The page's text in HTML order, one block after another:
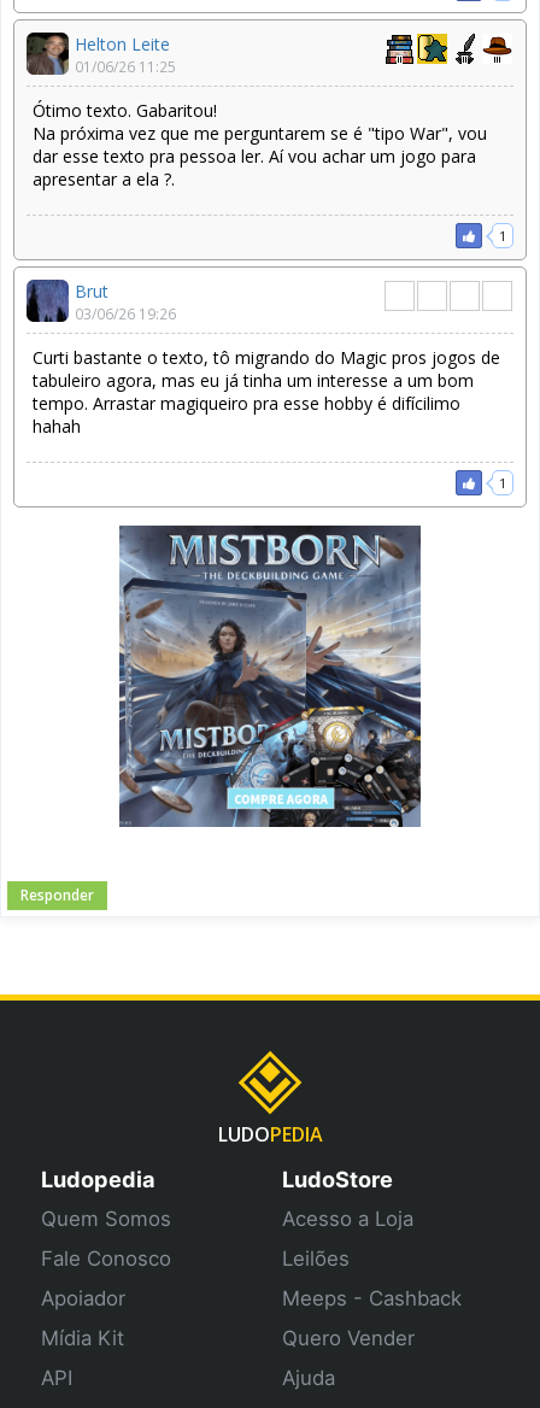
Helton Leite
01/06/26 11:25
Ótimo texto. Gabaritou!
Na próxima vez que me perguntarem se é "tipo War", vou
dar esse texto pra pessoa ler. Aí vou achar um jogo para
apresentar a ela ?.
1
Brut
03/06/26 19:26
Curti bastante o texto, tô migrando do Magic pros jogos de
tabuleiro agora, mas eu já tinha um interesse a um bom
tempo. Arrastar magiqueiro pra esse hobby é difícilimo
hahah
1
Responder
LUDOPEDIA
Ludopedia
Quem Somos
Fale Conosco
Apoiador
Mídia Kit
API
LudoStore
Acesso a Loja
Leilões
Meeps - Cashback
Quero Vender
Ajuda